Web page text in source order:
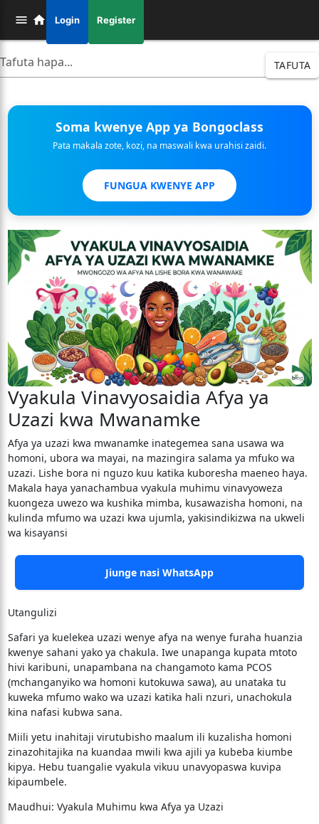
Login Register
TAFUTA
Soma kwenye App ya Bongoclass
Pata makala zote, kozi, na maswali kwa urahisi zaidi.
FUNGUA KWENYE APP
Vyakula Vinavyosaidia Afya ya
Uzazi kwa Mwanamke
​Afya ya uzazi kwa mwanamke inategemea sana usawa wa
homoni, ubora wa mayai, na mazingira salama ya mfuko wa
uzazi. Lishe bora ni nguzo kuu katika kuboresha maeneo haya.
Makala haya yanachambua vyakula muhimu vinavyoweza
kuongeza uwezo wa kushika mimba, kusawazisha homoni, na
kulinda mfumo wa uzazi kwa ujumla, yakisindikizwa na ukweli
wa kisayansi
Jiunge nasi WhatsApp
Utangulizi
​Safari ya kuelekea uzazi wenye afya na wenye furaha huanzia
kwenye sahani yako ya chakula. Iwe unapanga kupata mtoto
hivi karibuni, unapambana na changamoto kama PCOS
(mchanganyiko wa homoni kutokuwa sawa), au unataka tu
kuweka mfumo wako wa uzazi katika hali nzuri, unachokula
kina nafasi kubwa sana.
​Miili yetu inahitaji virutubisho maalum ili kuzalisha homoni
zinazohitajika na kuandaa mwili kwa ajili ya kubeba kiumbe
kipya. Hebu tuangalie vyakula vikuu unavyopaswa kuvipa
kipaumbele.
​Maudhui: Vyakula Muhimu kwa Afya ya Uzazi